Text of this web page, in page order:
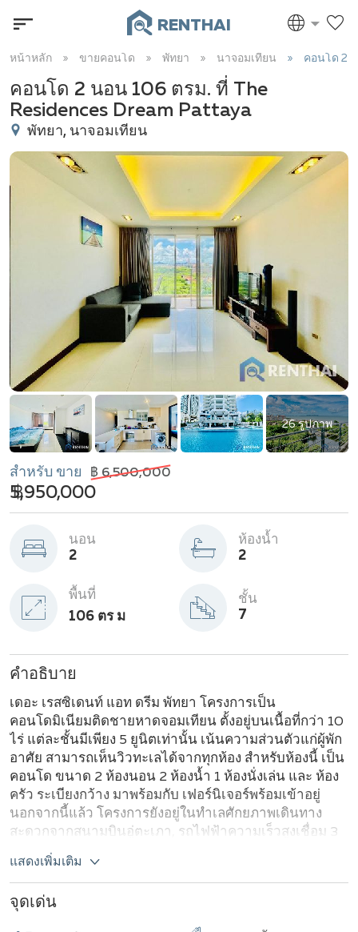
RENTHAI
หน้าหลัก ขายคอนโด พัทยา นาจอมเทียน คอนโด 2
คอนโด 2 นอน 106 ตรม. ที่ The
Residences Dream Pattaya
พัทยา, นาจอมเทียน
26 รูปภาพ
สำหรับ ขาย ฿ 6,500,000
฿ 5,950,000
นอน
2
ห้องน้ำ
2
พื้นที่
106 ตร ม
ชั้น
7
คำอธิบาย
เดอะ เรสซิเดนท์ แอท ดรีม พัทยา โครงการเป็น
คอนโดมิเนียมติดชายหาดจอมเทียน ตั้งอยู่บนเนื้อที่กว่า 10
ไร่ แต่ละชั้นมีเพียง 5 ยูนิตเท่านั้น เน้นความส่วนตัวแก่ผู้พัก
อาศัย สามารถเห็นวิวทะเลได้จากทุกห้อง สำหรับห้องนี้ เป็น
คอนโด ขนาด 2 ห้องนอน 2 ห้องน้ำ 1 ห้องนั่งเล่น และ ห้อง
ครัว ระเบียงกว้าง มาพร้อมกับ เฟอร์นิเจอร์พร้อมเข้าอยู่
นอกจากนี้แล้ว โครงการยังอยู่ในทำเลศักยภาพเดินทาง
สะดวกจากสนามบินอู่ตะเภา, รถไฟฟ้าความเร็วสูงเชื่อม 3
สนามบิน และมอเตอร์เวย์สาย 7 พัทยา-มาบตาพุด รอบๆ
โครงการ มีร้านซีฟู้ดชื่อดังของพัทยาบริเวณหน้าหาด และ
หน้าปากซอยโครงการก็มีร้านสะดวกซื้อ 7-11, Top Daily
และอีกหลายร้าน หากขับรถออกมาจากโครงการเข้าไปใกล้
เมืองพัทยา ที่ใกล้ที่สุดจะเป็น Tesco Lotus , Big C Extra
แสดงเพิ่มเติม
จุดเด่น